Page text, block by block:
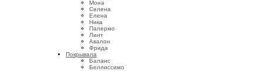
Мона
Селена
Елена
Ника
Палермо
Линт
Авалон
Фрида
Покрывала
Баланс
Беллиссимо